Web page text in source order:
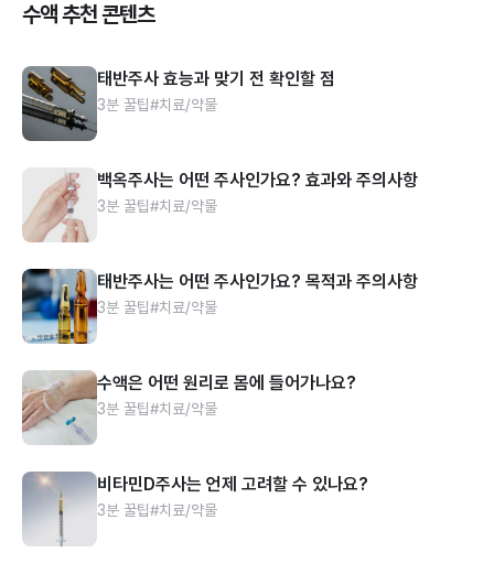
수액 추천 콘텐츠
태반주사 효능과 맞기 전 확인할 점
3분 꿀팁#치료/약물
백옥주사는 어떤 주사인가요? 효과와 주의사항
3분 꿀팁#치료/약물
태반주사는 어떤 주사인가요? 목적과 주의사항
3분 꿀팁#치료/약물
수액은 어떤 원리로 몸에 들어가나요?
3분 꿀팁#치료/약물
비타민D주사는 언제 고려할 수 있나요?
3분 꿀팁#치료/약물